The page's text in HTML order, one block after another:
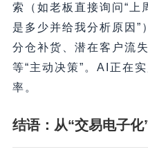
索（如老板直接询问“上
是多少并给我分析原因”
分仓补货、潜在客户流
等“主动决策”。AI正在
率。
结语：从“交易电子化